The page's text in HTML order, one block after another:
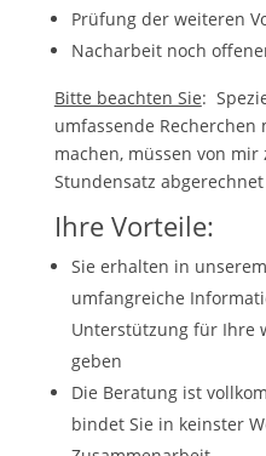
Prüfung der weiteren
Nacharbeit noch
Bitte beachten Sie:
umfassende
machen, müssen von
Stundensatz
Ihre Vorteile:
Sie erhalten in
umfangreiche
Unterstützung für Ihre
geben
Die Beratung ist
bindet Sie in keinster